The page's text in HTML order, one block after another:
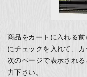
商品をカートに入れる
にチェックを入れて、カ
次のページで表示され
力下さい。